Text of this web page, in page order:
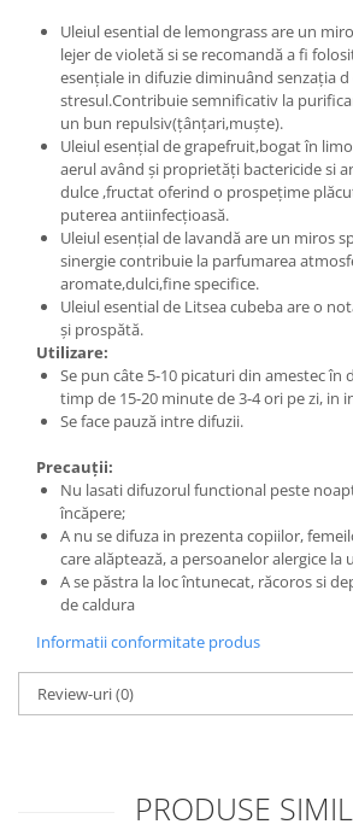
Uleiul esential de lemongrass are un
lejer de violetă si se recomandă a fi
esențiale in difuzie diminuând senzația d
stresul.Contribuie semnificativ la
un bun repulsiv(țânțari,muște).
Uleiul esențial de grapefruit,bogat în
aerul având și proprietăți bactericide si
dulce ,fructat oferind o prospețime
puterea antiinfecțioasă.
Uleiul esențial de lavandă are un miros
sinergie contribuie la parfumarea
aromate,dulci,fine specifice.
Uleiul esential de Litsea cubeba are o
și prospătă.
Utilizare:
Se pun câte 5-10 picaturi din amestec în
timp de 15-20 minute de 3-4 ori pe zi, in
Se face pauză intre difuzii.
Precauții:
Nu lasati difuzorul functional peste
încăpere;
A nu se difuza in prezenta copiilor,
care alăptează, a persoanelor alergice la
A se păstra la loc întunecat, răcoros si
de caldura
Informatii conformitate produs
Review-uri(0)
PRODUSE